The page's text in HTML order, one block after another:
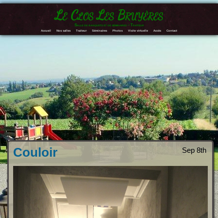
Le Clos Les Bruyères
Salle de banquets et de séminaires – Traiteur
Accueil Nos salles Traiteur Séminaires Photos Visite virtuelle Accès Contact
Sep 8th
Couloir